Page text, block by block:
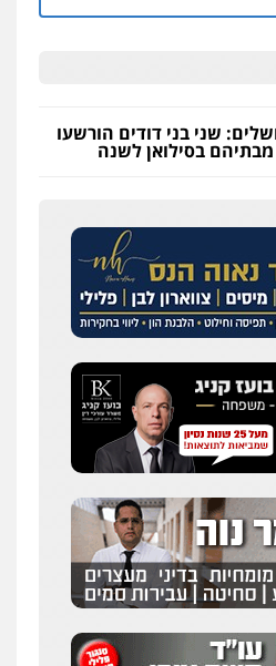
שני בני דודים הורשעו
בסילואן לשנה